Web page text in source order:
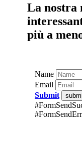
La nostra
più a
Name
Email
Submit